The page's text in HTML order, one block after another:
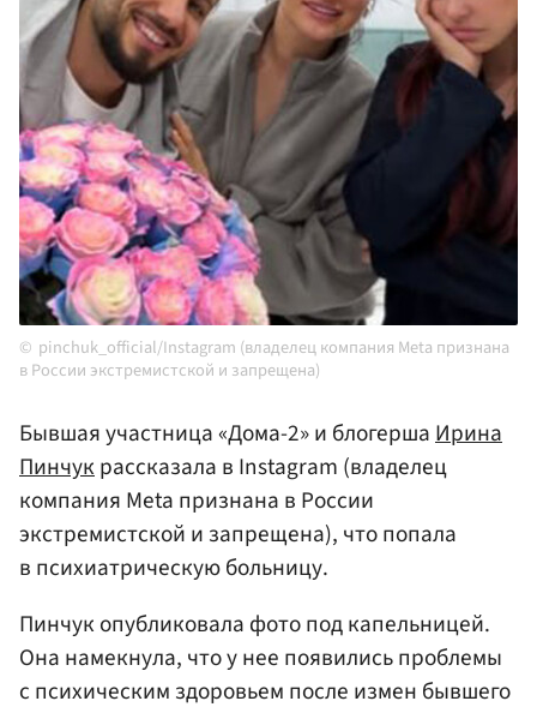
pinchuk_official/Instagram (владелец компания Meta признана
в России экстремистской и запрещена)
Бывшая участница «Дома-2» и блогершаИрина
Пинчукрассказала в Instagram (владелец
компания Meta признана в России
экстремистской и запрещена), что попала
в психиатрическую больницу.
Пинчук опубликовала фото под капельницей.
Она намекнула, что у нее появились проблемы
с психическим здоровьем после измен бывшего